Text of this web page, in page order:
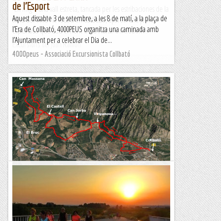
En mig d'una vall estreta, tancada per les estribaciones de la
serra del Verd i la roca d'en Carbassa, apareix una joliva
esplanada que duu el nom de la Plana. On trobem...
Excursions del Joan Ramon
de l’Esport
Aquest dissabte 3 de setembre, a les 8 de matí, a la plaça de
l’Era de Collbató, 4000PEUS organitza una caminada amb
l’Ajuntament per a celebrar el Dia de...
4000peus - Associació Excursionista Collbató
Xiv caminada popular collbato
4000PEUS Aquest 2022 es celebrarà la catorzena edició de la
Caminada Popular Collbató, organitzada per 4000PEUS. Com
cada any, us convidem a participar-hi en aquesta caminada...